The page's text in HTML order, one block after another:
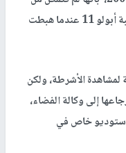
العثور على تسجيلات الفيديو الأصلية للمركبة أبولو 11 عندما هبطت
لمشاهدة الأشرطة، ولكن
إلى وكالة الفضاء،
استوديو خاص في